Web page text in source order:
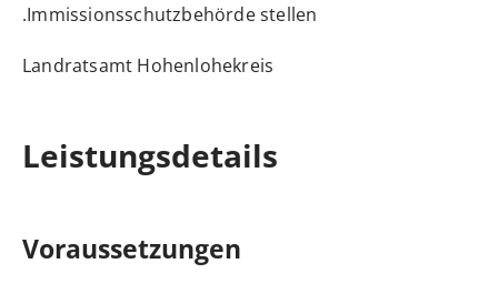
Immissionsschutzbehörde stellen.
Landratsamt Hohenlohekreis
Leistungsdetails
Voraussetzungen